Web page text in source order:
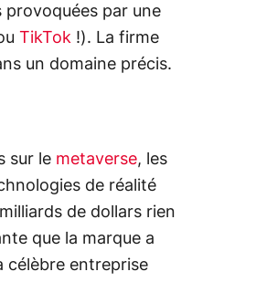
provoquées par une
TikTok !). La firme
un domaine précis.
sur le metaverse, les
de réalité
de dollars rien
que la marque a
célèbre entreprise